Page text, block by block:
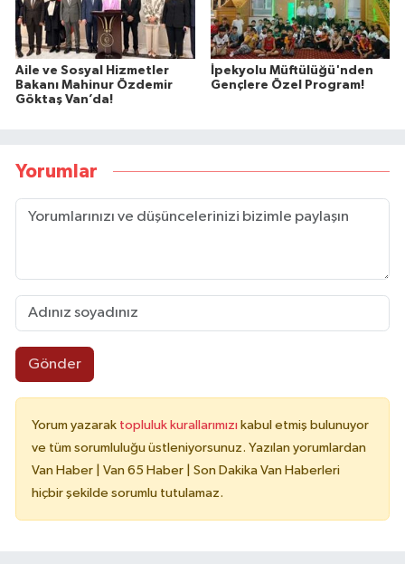
Aile ve Sosyal Hizmetler
Bakanı Mahinur Özdemir
Göktaş Van’da!
İpekyolu Müftülüğü'nden
Gençlere Özel Program!
Yorumlar
Gönder
Yorum yazarak topluluk kurallarımızı kabul etmiş bulunuyor
ve tüm sorumluluğu üstleniyorsunuz. Yazılan yorumlardan
Van Haber | Van 65 Haber | Son Dakika Van Haberleri
hiçbir şekilde sorumlu tutulamaz.